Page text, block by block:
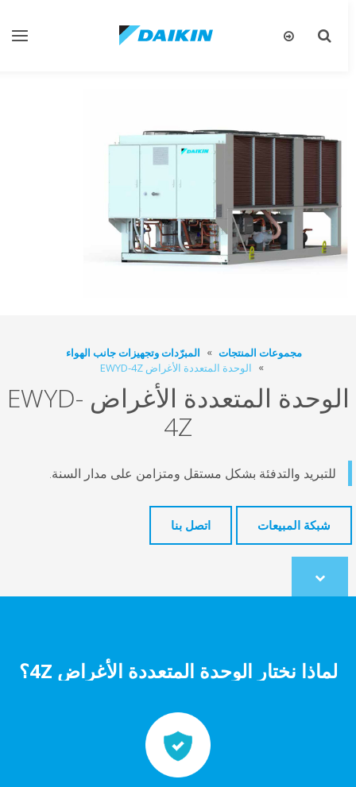
تبديل
تبديل
مجموعات المنتجات
المبرّدات وتجهيزات جانب الهواء
الوحدة المتعددة الأغراض EWYD-4Z
الوحدة المتعددة الأغراض EWYD-
4Z
للتبريد والتدفئة بشكل مستقل ومتزامن على مدار السنة.
شبكة المبيعات اتصل بنا
Scroll
to
لماذا نختار الوحدة المتعددة الأغراض 4Z؟